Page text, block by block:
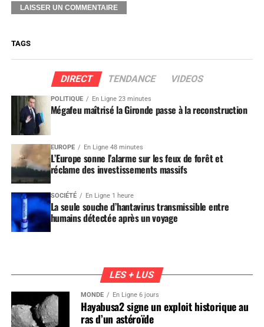
TAGS
DIRECT TENDANCE VIDEOS
POLITIQUE En Ligne 23 minutes
Mégafeu maîtrisé la Gironde passe à la reconstruction
EUROPE En Ligne 48 minutes
L’Europe sonne l’alarme sur les feux de forêt et
réclame des investissements massifs
SOCIÉTÉ En Ligne 1 heure
La seule souche d’hantavirus transmissible entre
humains détectée après un voyage
LES + LUS
MONDE En Ligne 6 jours
Hayabusa2 signe un exploit historique au
ras d’un astéroïde